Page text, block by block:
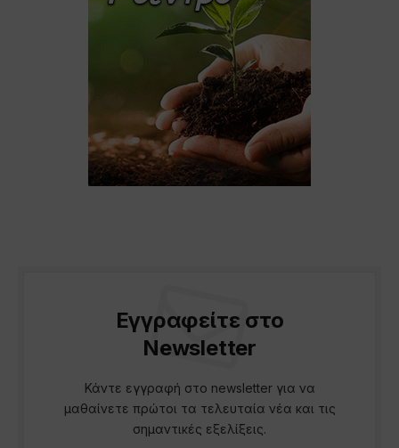
Εγγραφείτε στο
Newsletter
Κάντε εγγραφή στο newsletter για να
μαθαίνετε πρώτοι τα τελευταία νέα και τις
σημαντικές εξελίξεις.